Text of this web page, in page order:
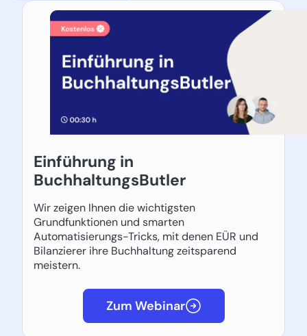
Einführung in
BuchhaltungsButler
Wir zeigen Ihnen die wichtigsten
Grundfunktionen und smarten
Automatisierungs-Tricks, mit denen EÜR und
Bilanzierer ihre Buchhaltung zeitsparend
meistern.
Zum Webinar